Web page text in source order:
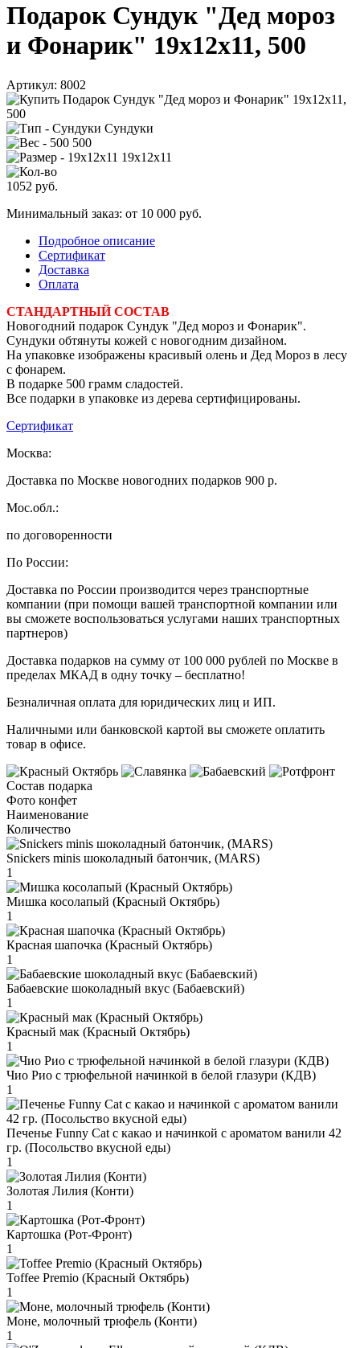
Подарок Сундук "Дед мороз
и Фонарик" 19х12х11, 500
Артикул: 8002
Сундуки
500
19х12х11
1052 руб.
Минимальный заказ: от 10 000 руб.
Подробное описание
Сертификат
Доставка
Оплата
СТАНДАРТНЫЙ СОСТАВ
Новогодний подарок Сундук "Дед мороз и Фонарик".
Сундуки обтянуты кожей с новогодним дизайном.
На упаковке изображены красивый олень и Дед Мороз в лесу
с фонарем.
В подарке 500 грамм сладостей.
Все подарки в упаковке из дерева сертифицированы.
Сертификат
Москва:
Доставка по Москве новогодних подарков 900 р.
Мос.обл.:
по договоренности
По России:
Доставка по России производится через транспортные
компании (при помощи вашей транспортной компании или
вы сможете воспользоваться услугами наших транспортных
партнеров)
Доставка подарков на сумму от 100 000 рублей по Москве в
пределах МКАД в одну точку – бесплатно!
Безналичная оплата для юридических лиц и ИП.
Наличными или банковской картой вы сможете оплатить
товар в офисе.
Состав подарка
Фото конфет
Наименование
Количество
Snickers minis шоколадный батончик, (MARS)
1
Мишка косолапый (Красный Октябрь)
1
Красная шапочка (Красный Октябрь)
1
Бабаевские шоколадный вкус (Бабаевский)
1
Красный мак (Красный Октябрь)
1
Чио Рио с трюфельной начинкой в белой глазури (КДВ)
1
Печенье Funny Сat с какао и начинкой с ароматом ванили 42
гр. (Посольство вкусной еды)
1
Золотая Лилия (Конти)
1
Картошка (Рот-Фронт)
1
Toffee Premio (Красный Октябрь)
1
Моне, молочный трюфель (Конти)
1